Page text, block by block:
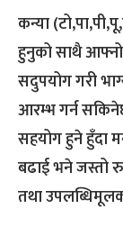
कन्या
हुनुको साथै
सदुपयोग गरी
आरम्भ गर्न
सहयोग हुने हुँदा
बढाई भने जस्तो
तथा